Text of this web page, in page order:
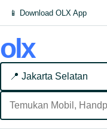
📱 Download OLX App
olx
📍 Jakarta Selatan